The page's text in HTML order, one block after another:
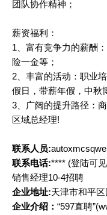
团队协作精神；
薪资福利：
1、富有竞争力的薪酬
险一金等；
2、丰富的活动：职业
假日，带薪年假，中秋
3、广阔的提升路径：
区域总经理!
联系人员:
联系电话:**** (登陆可
销售经理10-4招聘
企业地址:天津市和平
企业介绍： “597直聘